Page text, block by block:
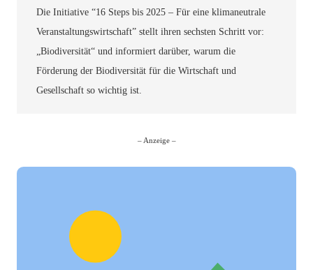
Die Initiative “16 Steps bis 2025 – Für eine klimaneutrale
Veranstaltungswirtschaft” stellt ihren sechsten Schritt vor:
„Biodiversität“ und informiert darüber, warum die
Förderung der Biodiversität für die Wirtschaft und
Gesellschaft so wichtig ist.
– Anzeige –